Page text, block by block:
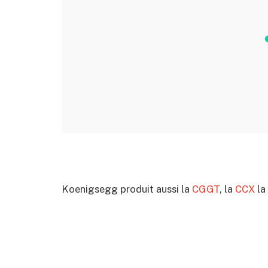
Koenigsegg produit aussi la CGGT, la CCX la